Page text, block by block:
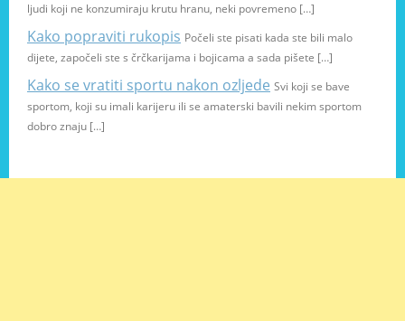
ljudi koji ne konzumiraju krutu hranu, neki povremeno […]
Kako popraviti rukopis Počeli ste pisati kada ste bili malo
dijete, započeli ste s črčkarijama i bojicama a sada pišete […]
Kako se vratiti sportu nakon ozljede Svi koji se bave
sportom, koji su imali karijeru ili se amaterski bavili nekim sportom
dobro znaju […]